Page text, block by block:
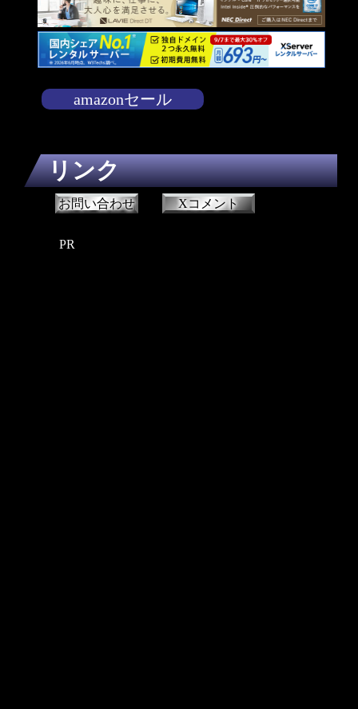
amazonセール
リンク
お問い合わせ Xコメント
PR